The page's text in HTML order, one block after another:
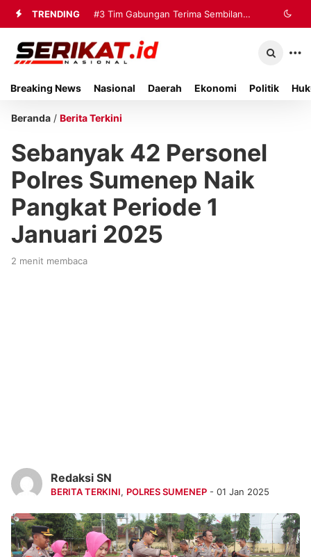
TRENDING #3 Tim Gabungan Terima Sembilan
Korban Evakuasi KM Mutiara Sentosa
Breaking News Nasional Daerah Ekonomi Politik
Beranda / Berita Terkini
Sebanyak 42 Personel
Polres Sumenep Naik
Pangkat Periode 1
Januari 2025
2 menit membaca
Redaksi SN
BERITA TERKINI, POLRES SUMENEP - 01 Jan 2025